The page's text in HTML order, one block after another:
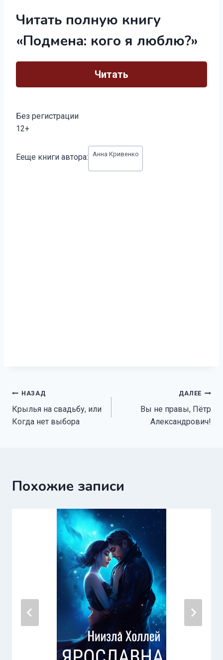
Читать полную книгу
«Подмена: кого я люблю?»
Читать
Без регистрации
12+
записи:
Ееще книги автора: Анна Кривенко
Навигация
по
НАЗАД
Крылья на свадьбу, или
Когда нет выбора
ДАЛЕЕ
Вы не правы, Пётр
Александрович!
Похожие записи